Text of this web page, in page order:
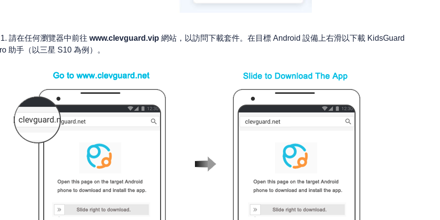
請在任何瀏覽器中前往 www.clevguard.vip 網站，以訪問下載套件。在目標 Android 設備上右滑以下載 KidsGuard
助手（以三星 S10 為例）。